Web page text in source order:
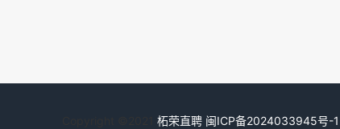
柘荣直聘 闽ICP备2024033945号-1